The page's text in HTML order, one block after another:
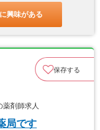
興味がある
保存する
剤師求人
局です